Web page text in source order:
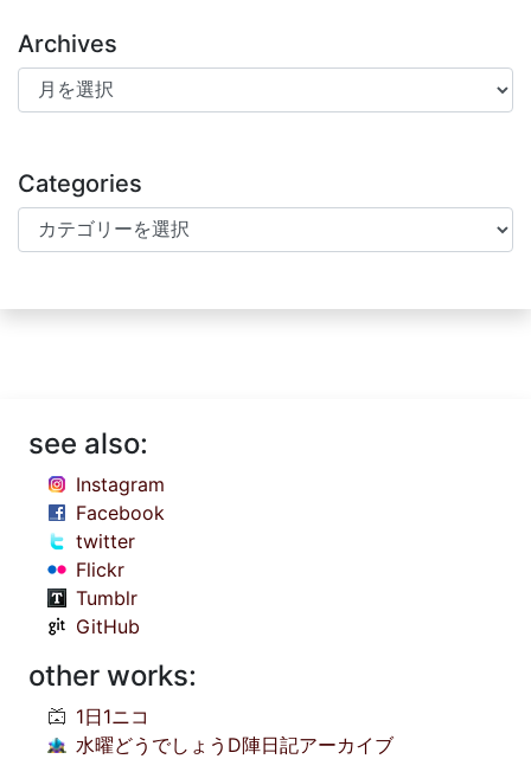
Archives
Archives
Categories
Categories
see also:
Instagram
Facebook
twitter
Flickr
Tumblr
GitHub
other works:
1日1ニコ
水曜どうでしょうD陣日記アーカイブ